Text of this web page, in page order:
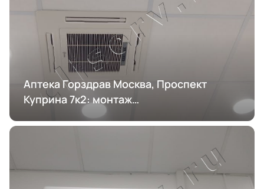
Аптека Горздрав Москва, Проспект
Куприна 7к2: монтаж
кондиционирования